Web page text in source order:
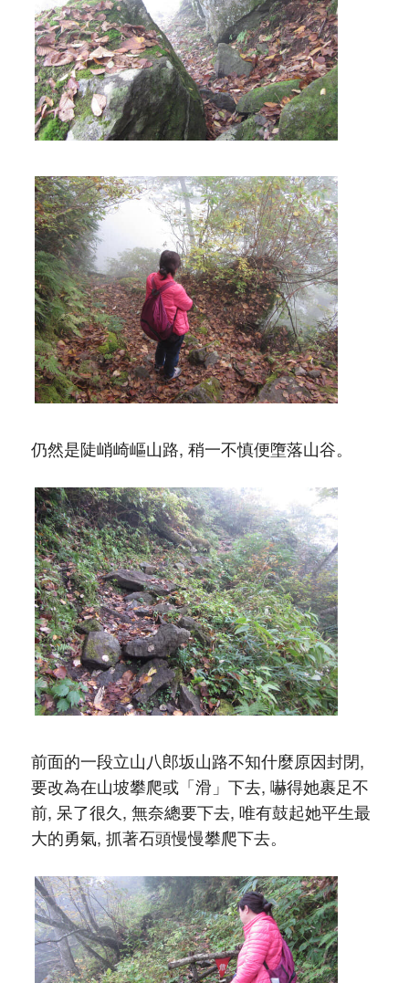
仍然是陡峭崎嶇山路, 稍一不慎便墮落山谷。
前面的一段立山八郎坂山路不知什麼原因封閉,
要改為在山坡攀爬或「滑」下去, 嚇得她裹足不
前, 呆了很久, 無奈總要下去, 唯有鼓起她平生最
大的勇氣, 抓著石頭慢慢攀爬下去。